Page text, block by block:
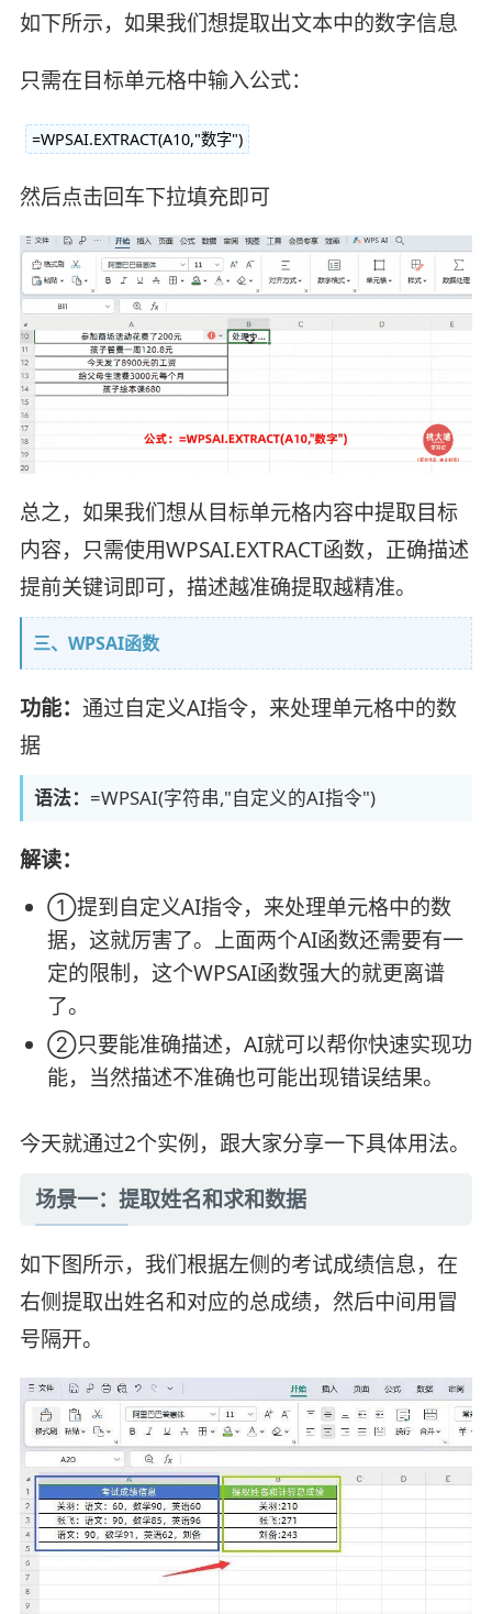
如下所示，如果我们想提取出文本中的数字信息
只需在目标单元格中输入公式：
=WPSAI.EXTRACT(A10,"数字")
然后点击回车下拉填充即可
总之，如果我们想从目标单元格内容中提取目标
内容，只需使用WPSAI.EXTRACT函数，正确描述
提前关键词即可，描述越准确提取越精准。
三、WPSAI函数
功能： 通过自定义AI指令，来处理单元格中的数
据
语法： =WPSAI(字符串,"自定义的AI指令")
解读：
①提到自定义AI指令，来处理单元格中的数
据，这就厉害了。上面两个AI函数还需要有一
定的限制，这个WPSAI函数强大的就更离谱
了。
②只要能准确描述，AI就可以帮你快速实现功
能，当然描述不准确也可能出现错误结果。
今天就通过2个实例，跟大家分享一下具体用法。
场景一：提取姓名和求和数据
如下图所示，我们根据左侧的考试成绩信息，在
右侧提取出姓名和对应的总成绩，然后中间用冒
号隔开。